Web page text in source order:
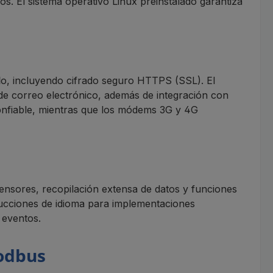
incluyendo cifrado seguro HTTPS (SSL). El
correo electrónico, además de integración con
mientras que los módems 3G y 4G
recopilación extensa de datos y funciones
de idioma para implementaciones